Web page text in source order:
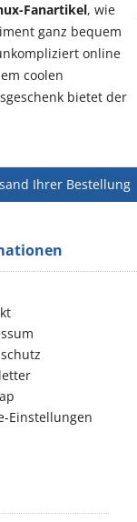
Fanartikel, wie
ganz bequem
online
coolen
bietet der
Ihrer Bestellung
Einstellungen